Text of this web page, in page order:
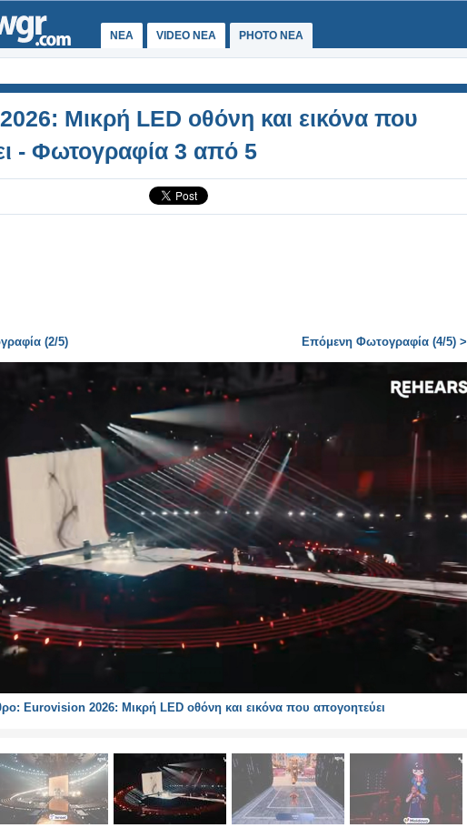
ΝΕΑ VIDEO NEA PHOTO NEA
Μικρή LED οθόνη και εικόνα που
- Φωτογραφία 3 από 5
(2/5) Επόμενη Φωτογραφία (4/5) >
Eurovision 2026: Μικρή LED οθόνη και εικόνα που απογοητεύει